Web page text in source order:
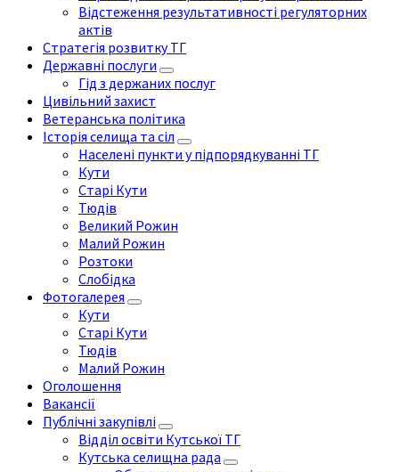
Відстеження результативності регуляторних
актів
Стратегія розвитку ТГ
Державні послуги
Гід з держаних послуг
Цивільний захист
Ветеранська політика
Історія селища та сіл
Населені пункти у підпорядкуванні ТГ
Кути
Старі Кути
Тюдів
Великий Рожин
Малий Рожин
Розтоки
Слобідка
Фотогалерея
Кути
Старі Кути
Тюдів
Малий Рожин
Оголошення
Вакансії
Публічні закупівлі
Відділ освіти Кутської ТГ
Кутська селищна рада